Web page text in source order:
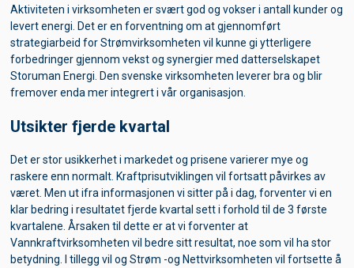
Aktiviteten i virksomheten er svært god og vokser i antall kunder og
levert energi. Det er en forventning om at gjennomført
strategiarbeid for Strømvirksomheten vil kunne gi ytterligere
forbedringer gjennom vekst og synergier med datterselskapet
Storuman Energi. Den svenske virksomheten leverer bra og blir
fremover enda mer integrert i vår organisasjon.
Utsikter fjerde kvartal
Det er stor usikkerhet i markedet og prisene varierer mye og
raskere enn normalt. Kraftprisutviklingen vil fortsatt påvirkes av
været. Men ut ifra informasjonen vi sitter på i dag, forventer vi en
klar bedring i resultatet fjerde kvartal sett i forhold til de 3 første
kvartalene. Årsaken til dette er at vi forventer at
Vannkraftvirksomheten vil bedre sitt resultat, noe som vil ha stor
betydning. I tillegg vil og Strøm -og Nettvirksomheten vil fortsette å
krever pÃ¥logging (Min side) vil det lagres informasjon om
hvem du er slik at du slipper Ã¥ skrive inn hvem du er neste
gang du besÃ¸ker siden.
Vi samler ogsÃ¥ inn anonym informasjon om hva de
enkelte brukerne gjÃ¸r pÃ¥ vÃ¥re sider. Dette gjÃ¸r vi for Ã¥
kunne forbedre vÃ¥re tjenester. Vi bruker ikke cookies for
Ã¥ samle sensitiv personlig informasjon. Du kan til enhver
tid gjÃ¸re endringer i nettleseren din og blokkere cookies.
Ved Ã¥ blokkere alle cookies kan du miste tilgangen til deler
av vÃ¥r hjemmeside.
Les mer Lukk